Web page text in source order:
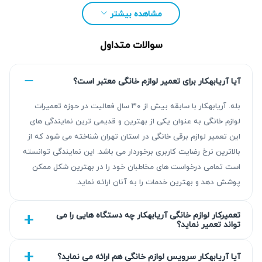
مزیت‌ آریابهکار برای تعمیر ماشین لباسشویی پونک
با بیش از ۳۰ سال تجربه در تعمیر ماشین لباسشویی، آریابهکار
می‌دهد. تمامی خدمات دارای گارانتی کتبی ۹۰ روزه تا ۴۵۰ روزه
می‌شود. تیم آریابهکار تعهد دارد قبل از تعویض هر قطعه، گزارش
مشاهده بیشتر
سوالات متداول
آیا آریابهکار برای تعمیر لوازم خانگی معتبر است؟
بله. آریابهکار با سابقه بیش از ۳۰ سال فعالیت در حوزه تعمیرات
لوازم خانگی به عنوان یکی از بهترین و قدیمی ترین نمایندگی های
این تعمیر لوازم برقی خانگی در استان تهران شناخته می شود که از
بالاترین نرخ رضایت کاربری برخوردار می باشد. این نمایندگی توانسته
است تمامی درخواست های مخاطبان خود را در بهترین شکل ممکن
پوشش دهد و بهترین خدمات را به آنان ارائه نماید.
تعمیرکار لوازم خانگی آریابهکار چه دستگاه هایی را می
تواند تعمیر نماید؟
آیا آریابهکار سرویس لوازم خانگی هم ارائه می نماید؟